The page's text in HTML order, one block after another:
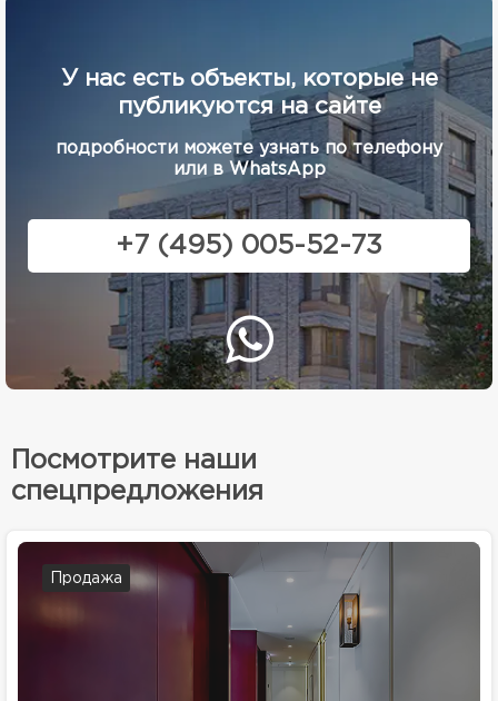
У нас есть объекты, которые не
публикуются на сайте
подробности можете узнать по телефону
или в WhatsApp
+7 (495) 005-52-73
Посмотрите наши
спецпредложения
Продажа